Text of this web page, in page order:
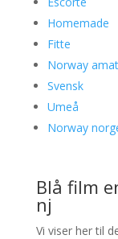
Homemade
Fitte
Norway
Svensk
Umeå
Norway
Blå film
nj
Vi viser her til